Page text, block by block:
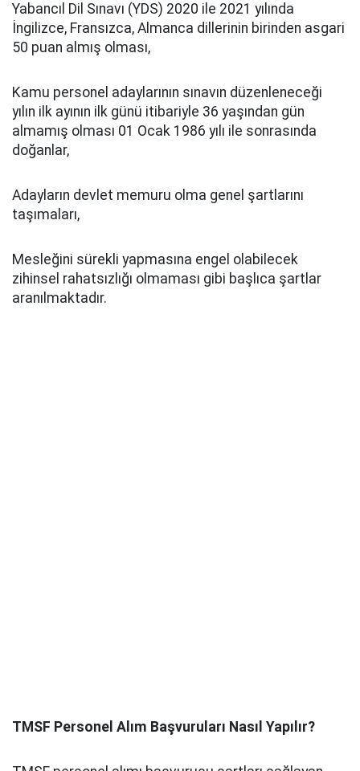
Yabancıl Dil Sınavı (YDS) 2020 ile 2021 yılında
İngilizce, Fransızca, Almanca dillerinin birinden asgari
50 puan almış olması,
Kamu personel adaylarının sınavın düzenleneceği
yılın ilk ayının ilk günü itibariyle 36 yaşından gün
almamış olması 01 Ocak 1986 yılı ile sonrasında
doğanlar,
Adayların devlet memuru olma genel şartlarını
taşımaları,
Mesleğini sürekli yapmasına engel olabilecek
zihinsel rahatsızlığı olmaması gibi başlıca şartlar
aranılmaktadır.
TMSF Personel Alım Başvuruları Nasıl Yapılır?